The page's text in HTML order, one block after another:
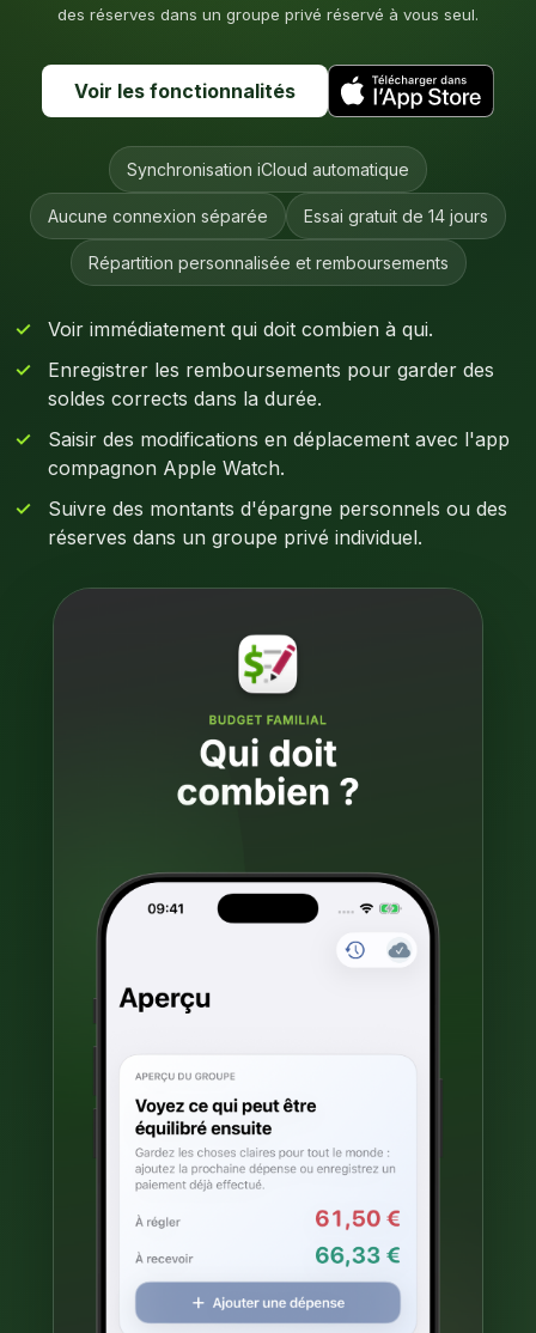
des réserves dans un groupe privé réservé à vous seul.
Voir les fonctionnalités
Synchronisation iCloud automatique
Aucune connexion séparée Essai gratuit de 14 jours
Répartition personnalisée et remboursements
Voir immédiatement qui doit combien à qui.
Enregistrer les remboursements pour garder des
soldes corrects dans la durée.
Saisir des modifications en déplacement avec l'app
compagnon Apple Watch.
Suivre des montants d'épargne personnels ou des
réserves dans un groupe privé individuel.